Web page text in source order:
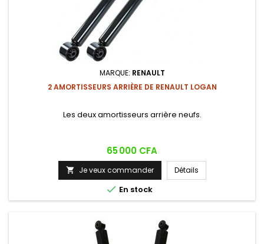
MARQUE: RENAULT
2 AMORTISSEURS ARRIÈRE DE RENAULT LOGAN
Les deux amortisseurs arrière neufs.
Prix
65 000 CFA
 Je veux commander Détails
 En stock